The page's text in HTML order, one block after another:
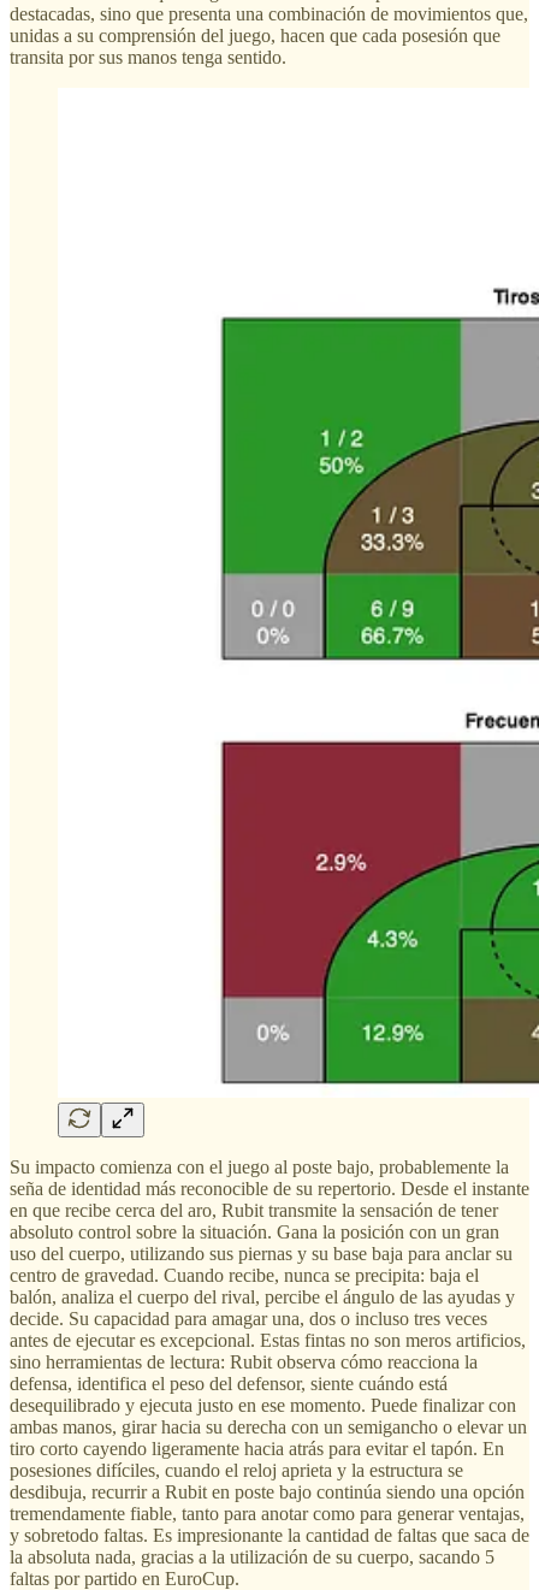
destacadas, sino que presenta una combinación de movimientos que,
unidas a su comprensión del juego, hacen que cada posesión que
transita por sus manos tenga sentido.
Su impacto comienza con el juego al poste bajo, probablemente la
seña de identidad más reconocible de su repertorio. Desde el instante
en que recibe cerca del aro, Rubit transmite la sensación de tener
absoluto control sobre la situación. Gana la posición con un gran
uso del cuerpo, utilizando sus piernas y su base baja para anclar su
centro de gravedad. Cuando recibe, nunca se precipita: baja el
balón, analiza el cuerpo del rival, percibe el ángulo de las ayudas y
decide. Su capacidad para amagar una, dos o incluso tres veces
antes de ejecutar es excepcional. Estas fintas no son meros artificios,
sino herramientas de lectura: Rubit observa cómo reacciona la
defensa, identifica el peso del defensor, siente cuándo está
desequilibrado y ejecuta justo en ese momento. Puede finalizar con
ambas manos, girar hacia su derecha con un semigancho o elevar un
tiro corto cayendo ligeramente hacia atrás para evitar el tapón. En
posesiones difíciles, cuando el reloj aprieta y la estructura se
desdibuja, recurrir a Rubit en poste bajo continúa siendo una opción
tremendamente fiable, tanto para anotar como para generar ventajas,
y sobretodo faltas. Es impresionante la cantidad de faltas que saca de
la absoluta nada, gracias a la utilización de su cuerpo, sacando 5
faltas por partido en EuroCup.